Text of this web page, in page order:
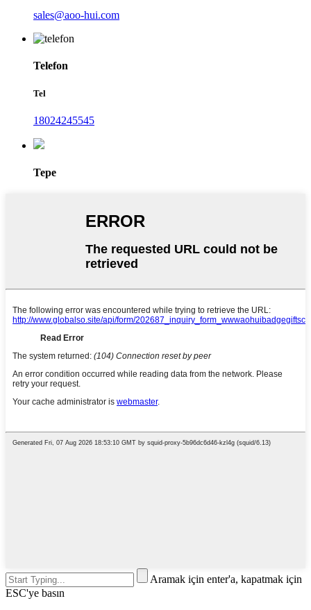
sales@aoo-hui.com
Telefon
Tel
18024245545
Tepe
Aramak için enter'a, kapatmak için
ESC'ye basın